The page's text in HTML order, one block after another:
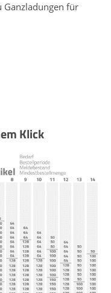
Ganzladungen für
Klick